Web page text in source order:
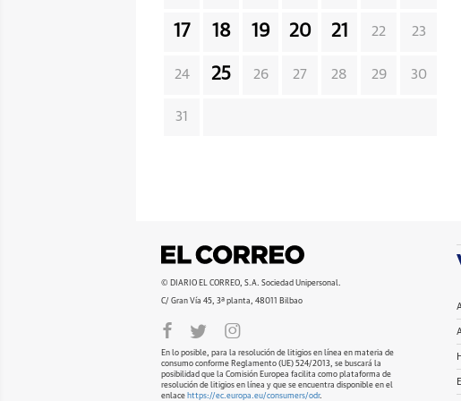
17 18 19 20 21 22 23
24 25 26 27 28 29 30
31
© DIARIO EL CORREO, S.A. Sociedad Unipersonal.
C/ Gran Vía 45, 3ª planta, 48011 Bilbao
En lo posible, para la resolución de litigios en línea en materia de
consumo conforme Reglamento (UE) 524/2013, se buscará la
posibilidad que la Comisión Europea facilita como plataforma de
resolución de litigios en línea y que se encuentra disponible en el
enlace https://ec.europa.eu/consumers/odr.